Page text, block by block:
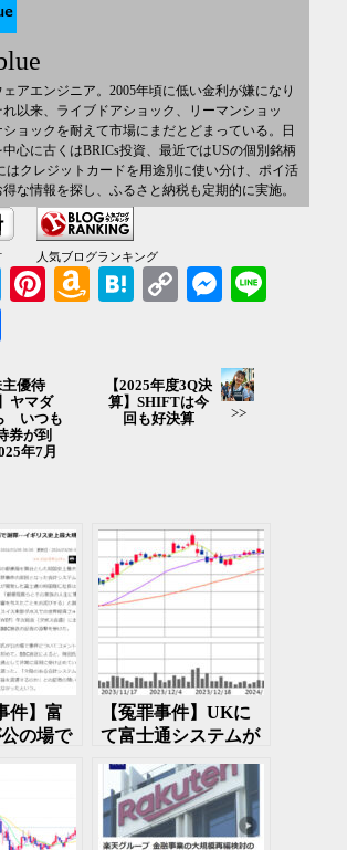
アエンジニア。2005年頃に低い金利が嫌になり
以来、ライブドアショック、リーマンショッ
ョックを耐えて市場にまだとどまっている。日
心に古くはBRICs投資、最近ではUSの個別銘柄
はクレジットカードを用途別に使い分け、ポイ活
な情報を探し、ふるさと納税も定期的に実施。
人気ブログランキング
Twitter PinterestAmazonHatena
Copy
Messenger
主優待
ヤマダ
いつも
券が到
年7月
【2025年度3Q決
算】SHIFTは今
回も好決算
>>
件】富
の場で
【冤罪事件】UKに
て富士通システムが
し 富士通の株価急
落